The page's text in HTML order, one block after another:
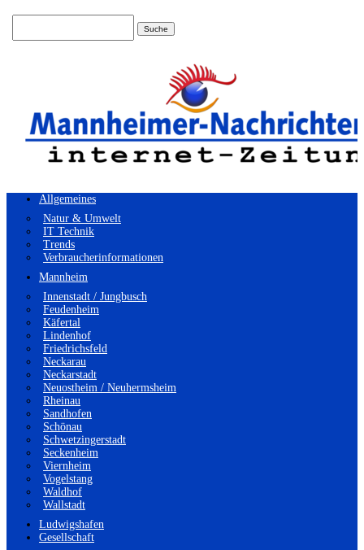
Allgemeines
Natur & Umwelt
IT Technik
Trends
Verbraucherinformationen
Mannheim
Innenstadt / Jungbusch
Feudenheim
Käfertal
Lindenhof
Friedrichsfeld
Neckarau
Neckarstadt
Neuostheim / Neuhermsheim
Rheinau
Sandhofen
Schönau
Schwetzingerstadt
Seckenheim
Viernheim
Vogelstang
Waldhof
Wallstadt
Ludwigshafen
Gesellschaft